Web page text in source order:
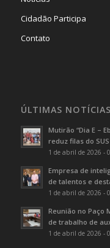
Cidadão Participa
Contato
ÚLTIMAS NOTÍCIAS
Mutirão “Dia E –
reduz filas do
1 de abril de 2026 -
Empresa de
de talentos e
1 de abril de 2026 -
Reunião no Paço
de trabalho de
1 de abril de 2026 -